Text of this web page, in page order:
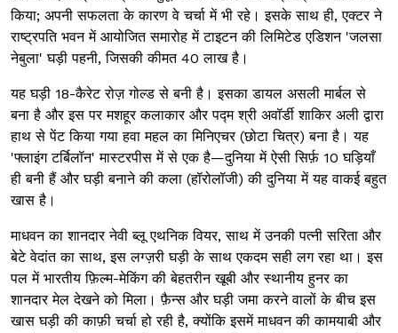
किया; अपनी सफलता के कारण वे चर्चा में भी रहे। इसके साथ ही, एक्टर ने
राष्ट्रपति भवन में आयोजित समारोह में टाइटन की लिमिटेड एडिशन 'जलसा
नेबुला' घड़ी पहनी, जिसकी कीमत ₹40 लाख है।
यह घड़ी 18-कैरेट रोज़ गोल्ड से बनी है। इसका डायल असली मार्बल से
बना है और इस पर मशहूर कलाकार और पद्म श्री अवॉर्डी शाकिर अली द्वारा
हाथ से पेंट किया गया हवा महल का मिनिएचर (छोटा चित्र) बना है। यह
'फ्लाइंग टर्बिलॉन' मास्टरपीस में से एक है—दुनिया में ऐसी सिर्फ़ 10 घड़ियाँ
ही बनी हैं और घड़ी बनाने की कला (हॉरोलॉजी) की दुनिया में यह वाकई बहुत
खास है।
माधवन का शानदार नेवी ब्लू एथनिक वियर, साथ में उनकी पत्नी सरिता और
बेटे वेदांत का साथ, इस लग्ज़री घड़ी के साथ एकदम सही लग रहा था। इस
पल में भारतीय फ़िल्म-मेकिंग की बेहतरीन खूबी और स्थानीय हुनर ​​का
शानदार मेल देखने को मिला। फ़ैन्स और घड़ी जमा करने वालों के बीच इस
खास घड़ी की काफ़ी चर्चा हो रही है, क्योंकि इसमें माधवन की कामयाबी और